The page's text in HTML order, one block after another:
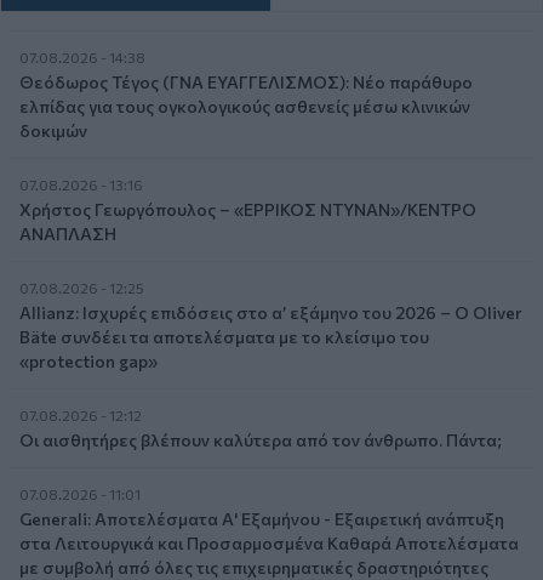
07.08.2026 - 14:38
Θεόδωρος Τέγος (ΓΝΑ ΕΥΑΓΓΕΛΙΣΜΟΣ): Νέο παράθυρο
ελπίδας για τους ογκολογικούς ασθενείς μέσω κλινικών
δοκιμών
07.08.2026 - 13:16
Χρήστος Γεωργόπουλος – «ΕΡΡΙΚΟΣ ΝΤΥΝΑΝ»/ΚΕΝΤΡΟ
ΑΝΑΠΛΑΣΗ
07.08.2026 - 12:25
Allianz: Ισχυρές επιδόσεις στο α’ εξάμηνο του 2026 – Ο Oliver
Bäte συνδέει τα αποτελέσματα με το κλείσιμο του
«protection gap»
07.08.2026 - 12:12
Οι αισθητήρες βλέπουν καλύτερα από τον άνθρωπο. Πάντα;
07.08.2026 - 11:01
Generali: Αποτελέσματα Α' Εξαμήνου - Εξαιρετική ανάπτυξη
στα Λειτουργικά και Προσαρμοσμένα Καθαρά Αποτελέσματα
με συμβολή από όλες τις επιχειρηματικές δραστηριότητες